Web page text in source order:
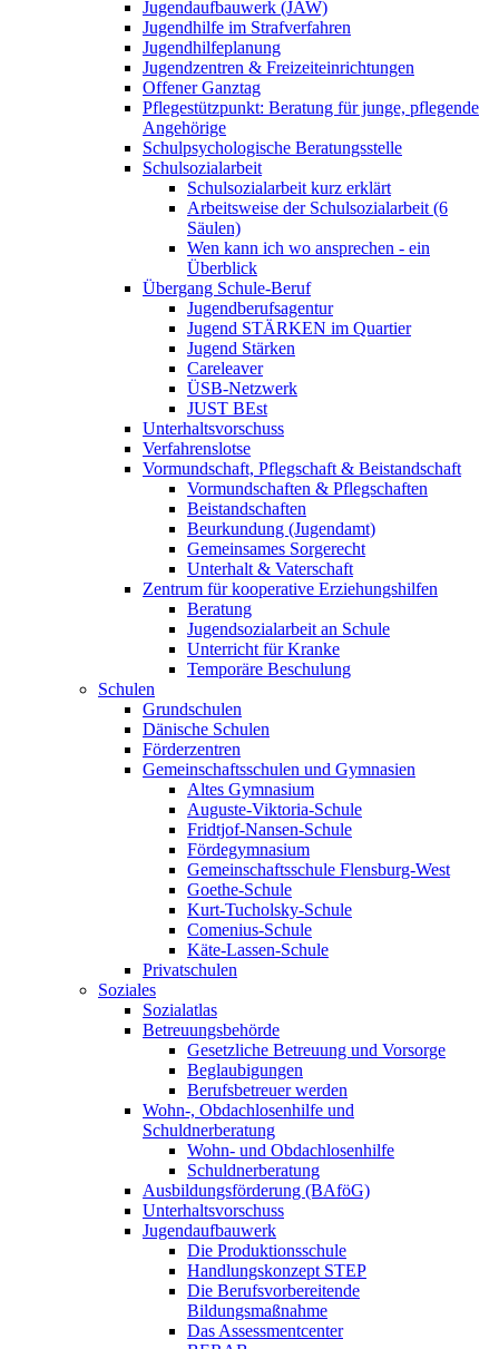
Jugendaufbauwerk (JAW)
Jugendhilfe im Strafverfahren
Jugendhilfeplanung
Jugendzentren & Freizeiteinrichtungen
Offener Ganztag
Pflegestützpunkt: Beratung für junge, pflegende
Angehörige
Schulpsychologische Beratungsstelle
Schulsozialarbeit
Schulsozialarbeit kurz erklärt
Arbeitsweise der Schulsozialarbeit (6
Säulen)
Wen kann ich wo ansprechen - ein
Überblick
Übergang Schule-Beruf
Jugendberufsagentur
Jugend STÄRKEN im Quartier
Jugend Stärken
Careleaver
ÜSB-Netzwerk
JUST BEst
Unterhaltsvorschuss
Verfahrenslotse
Vormundschaft, Pflegschaft & Beistandschaft
Vormundschaften & Pflegschaften
Beistandschaften
Beurkundung (Jugendamt)
Gemeinsames Sorgerecht
Unterhalt & Vaterschaft
Zentrum für kooperative Erziehungshilfen
Beratung
Jugendsozialarbeit an Schule
Unterricht für Kranke
Temporäre Beschulung
Schulen
Grundschulen
Dänische Schulen
Förderzentren
Gemeinschaftsschulen und Gymnasien
Altes Gymnasium
Auguste-Viktoria-Schule
Fridtjof-Nansen-Schule
Fördegymnasium
Gemeinschaftsschule Flensburg-West
Goethe-Schule
Kurt-Tucholsky-Schule
Comenius-Schule
Käte-Lassen-Schule
Privatschulen
Soziales
Sozialatlas
Betreuungsbehörde
Gesetzliche Betreuung und Vorsorge
Beglaubigungen
Berufsbetreuer werden
Wohn-, Obdachlosenhilfe und
Schuldnerberatung
Wohn- und Obdachlosenhilfe
Schuldnerberatung
Ausbildungsförderung (BAföG)
Unterhaltsvorschuss
Jugendaufbauwerk
Die Produktionsschule
Handlungskonzept STEP
Die Berufsvorbereitende
Bildungsmaßnahme
Das Assessmentcenter